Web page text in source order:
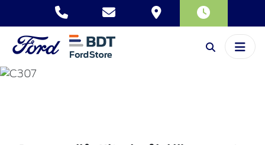
FOCUS